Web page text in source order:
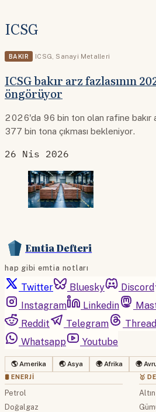
ICSG
BAKIR ICSG, Sanayi Metalleri
ICSG bakır arz fazlasının
öngörüyor
2026'da 96 bin ton olan rafine bakır
377 bin tona çıkması bekleniyor.
26 Nis 2026
Emtia Defteri
hap gibi emtia notları
Twitter Bluesky Discord
Instagram
Linkedin
Reddit
Telegram
Whatsapp
Youtube
🌎 Amerika 🌏 Asya 🌍 Afrika 🌍
🛢 ENERJI
Petrol
Doğalgaz
🥇
Altın